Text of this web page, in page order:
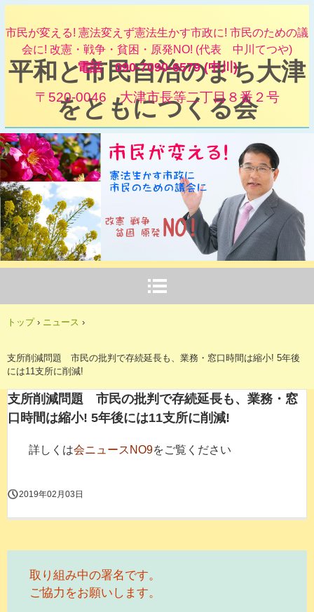
平和と市民自治のまち大津
をともにつくる会
市民が変える! 憲法変えず憲法生かす市政に! 市民のための議
会に! 改憲・戦争・貧困・原発NO! (代表 中川てつや)
電話 090-7090-6579 (中川)
〒520-0046 大津市長等二丁目８番２号
トップ › ニュース ›
支所削減問題 市民の批判で存続延長も、業務・窓口時間は縮小! 5年後
には11支所に削減!
支所削減問題 市民の批判で存続延長も、業務・窓
口時間は縮小! 5年後には11支所に削減!
詳しくは会ニュースNO9をご覧ください
2019年02月03日
取り組み中の署名です。
ご協力をお願いします。